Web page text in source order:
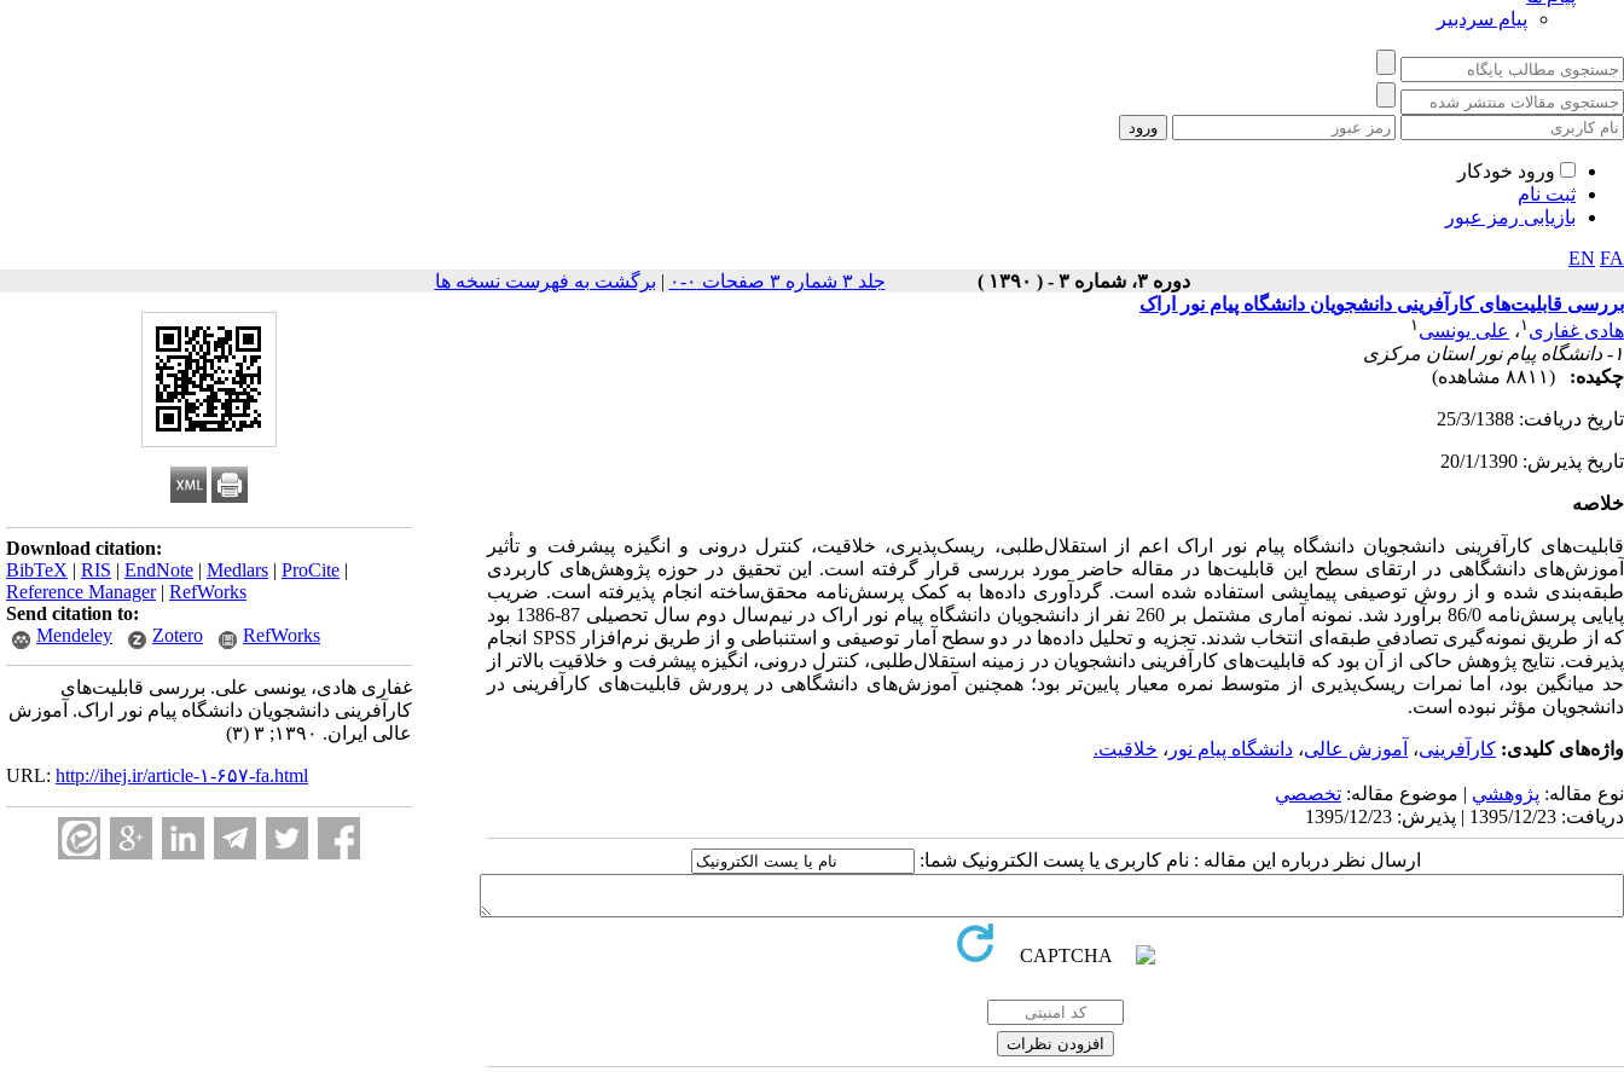
پیام سردبیر
ورود خودکار
ثبت نام
بازیابی رمز عبور
EN FA
دوره ۳، شماره ۳ - ( ۱۳۹۰ )
جلد ۳ شماره ۳ صفحات ۰-۰ | برگشت به فهرست نسخه ها
Download citation:
BibTeX | RIS | EndNote | Medlars | ProCite |
Reference Manager| RefWorks
Send citation to:
Mendeley
Zotero RefWorks
غفاری هادی، یونسی علی. بررسی قابلیت‌های
کارآفرینی دانشجویان دانشگاه پیام نور اراک. آموزش
عالی ایران. ۱۳۹۰; ۳ (۳)
URL: http://ihej.ir/article-۱-۶۵۷-fa.html
بررسی قابلیت‌های کارآفرینی دانشجویان دانشگاه پیام نور اراک
هادی غفاری ۱ ، علی یونسی ۱
۱- دانشگاه پیام نور استان مرکزی
چکیده:
(۸۸۱۱ مشاهده)
تاریخ دریافت: 25/3/1388
تاریخ پذیرش: 20/1/1390
خلاصه
قابلیت‌های کارآفرینی دانشجویان دانشگاه پیام نور اراک اعم از استقلال‌طلبی، ریسک‌پذیری، خلاقیت، کنترل درونی و انگیزه پیشرفت و تأثیر
آموزش‌های دانشگاهی در ارتقای سطح این قابلیت‌ها در مقاله حاضر مورد بررسی قرار گرفته است. این تحقیق در حوزه پژوهش‌های کاربردی
طبقه‌بندی شده و از روش توصیفی پیمایشی استفاده شده است. گردآوری داده‌ها به کمک پرسش‌نامه محقق‌ساخته انجام پذیرفته است. ضریب
پایایی پرسش‌نامه 86/0 برآورد شد. نمونه آماری مشتمل بر 260 نفر از دانشجویان دانشگاه پیام نور اراک در نیم‌سال دوم سال تحصیلی 87-1386 بود
که از طریق نمونه‌گیری تصادفی طبقه‌ای انتخاب شدند. تجزیه و تحلیل داده‌ها در دو سطح آمار توصیفی و استنباطی و از طریق نرم‌افزار SPSS انجام
پذیرفت. نتایج پژوهش حاکی از آن بود که قابلیت‌های کارآفرینی دانشجویان در زمینه استقلال‌طلبی، کنترل درونی، انگیزه پیشرفت و خلاقیت بالاتر از
حد میانگین بود، اما نمرات ریسک‌پذیری از متوسط نمره معیار پایین‌تر بود؛ همچنین آموزش‌های دانشگاهی در پرورش قابلیت‌های کارآفرینی در
دانشجویان مؤثر نبوده است.
واژه‌های کلیدی: کارآفرینی، آموزش عالی، دانشگاه پیام نور ، خلاقیت.
نوع مقاله: پژوهشي | موضوع مقاله: تخصصي
دریافت: 1395/12/23 | پذیرش: 1395/12/23
ارسال نظر درباره این مقاله : نام کاربری یا پست الکترونیک شما: